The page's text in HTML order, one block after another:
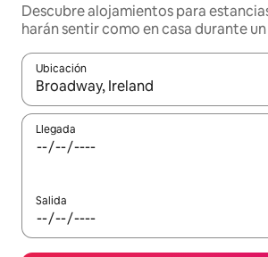
Descubre alojamientos para
harán sentir como en casa durante un
Ubicación
Cuando los resultados estén
Llegada
Salida